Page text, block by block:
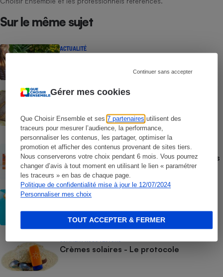
Gérer mes cookies
Que Choisir Ensemble et ses7 partenaires utilisent des
traceurs pour mesurer l’audience, la performance,
personnaliser les contenus, les partager, optimiser la
promotion et afficher des contenus provenant de sites tiers.
Nous conserverons votre choix pendant 6 mois. Vous pourrez
changer d’avis à tout moment en utilisant le lien « paramétrer
les traceurs » en bas de chaque page.
Politique de confidentialité mise à jour le 12/07/2024
Personnaliser mes choix
Continuer sans accepter
TOUT ACCEPTER & FERMER
Sur le même sujet
ACTUALITÉ
ACTION QUE CHOISIR ENSEMBLE
Temu, Shein et AliExpress - 9 sur 10
dangereuses pour la santé des
consommateurs
ACTUALITÉ
Crèmes solaires - Le bilan désastreux des
plateformes chinoises
CONSEILS
Crèmes solaires - Le protocole